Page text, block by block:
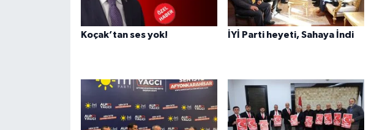
Koçak’tan ses yok! İYİ Parti heyeti, Sahaya İndi